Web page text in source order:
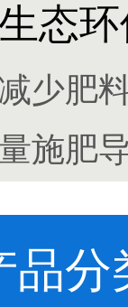
态
减少肥
施肥
品分